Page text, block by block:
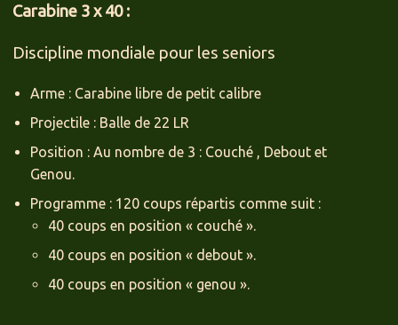
Carabine 3 x 40 :
Discipline mondiale pour les seniors
Arme : Carabine libre de petit calibre
Projectile : Balle de 22 LR
Position : Au nombre de 3 : Couché , Debout et
Genou.
Programme : 120 coups répartis comme suit :
40 coups en position « couché ».
40 coups en position « debout ».
40 coups en position « genou ».